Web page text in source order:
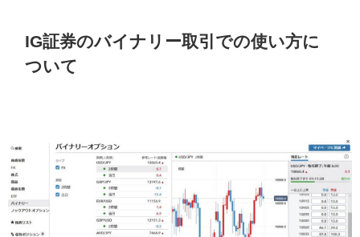
IG証券のバイナリー取引での使い方に
ついて